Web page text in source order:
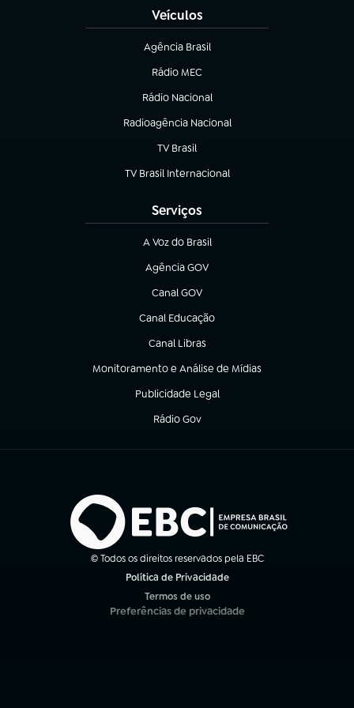
Veículos
Agência Brasil
(abre em nova aba)
Rádio MEC
(abre em nova aba)
Rádio Nacional
Radioagência Nacional
(abre em nova aba)
TV Brasil
(abre em nova aba)
TV Brasil Internacional
(abre em nova aba)
Serviços
A Voz do Brasil
(abre em nova aba)
Agência GOV
(abre em nova aba)
Canal GOV
(abre em nova aba)
Canal Educação
(abre em nova aba)
Canal Libras
(abre em nova aba)
Monitoramento e Análise de Mídias
(abre em nova aba)
Publicidade Legal
(abre em nova aba)
Rádio Gov
(abre em nova aba)
© Todos os direitos reservados pela EBC
Política de Privacidade
Termos de uso
(abre em nova aba)
Preferências de privacidade